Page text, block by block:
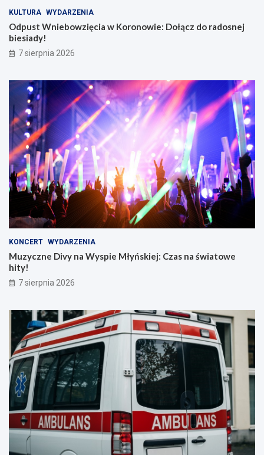
KULTURA WYDARZENIA
Odpust Wniebowzięcia w Koronowie: Dołącz do radosnej
biesiady!
7 sierpnia 2026
KONCERT WYDARZENIA
Muzyczne Divy na Wyspie Młyńskiej: Czas na światowe
hity!
7 sierpnia 2026